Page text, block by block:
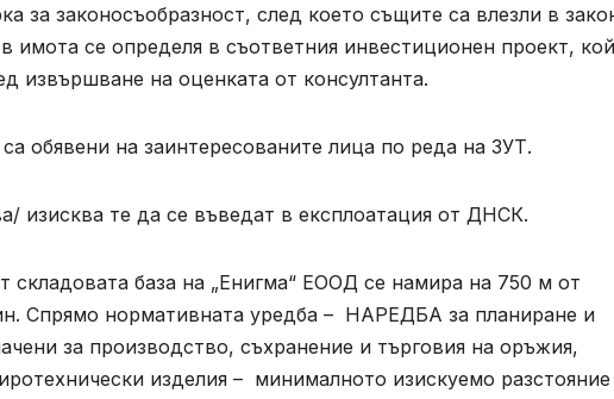
за законосъобразност, след което същите са влезли в
имота се определя в съответния инвестиционен проект,
извършване на оценката от консултанта.
обявени на заинтересованите лица по реда на ЗУТ.
изисква те да се въведат в експлоатация от ДНСК.
складовата база на „Енигма“ ЕООД се намира на 750 м от
Спрямо нормативната уредба – НАРЕДБА за планиране и
за производство, съхранение и търговия на оръжия,
изделия – минималното изискуемо разстояние